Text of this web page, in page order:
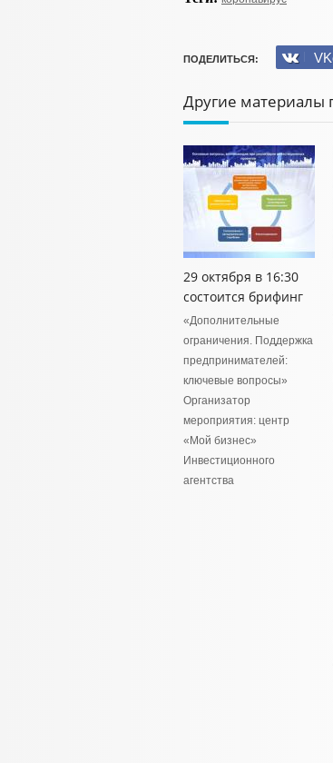
ПОДЕЛИТЬСЯ:
Другие материалы
29 октября в 16:30
состоится брифинг
«Дополнительные
ограничения. Поддержка
предпринимателей:
ключевые вопросы»
Организатор
мероприятия: центр
«Мой бизнес»
Инвестиционного
агентства